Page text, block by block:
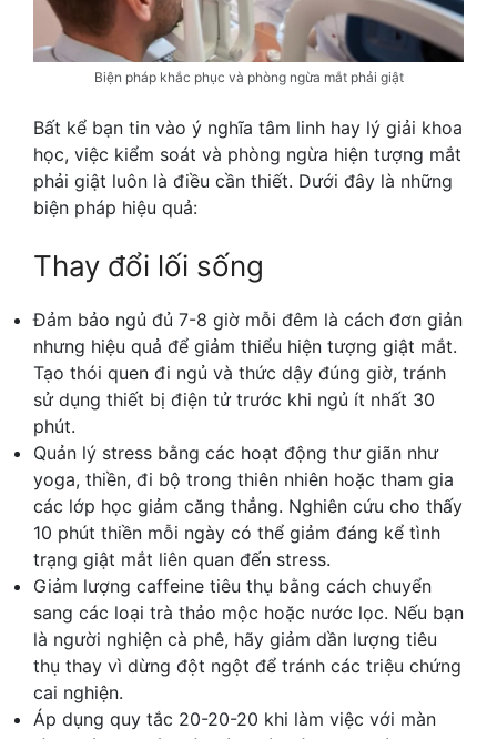
Biện pháp khắc phục và phòng ngừa mắt phải giật
Bất kể bạn tin vào ý nghĩa tâm linh hay lý giải khoa
học, việc kiểm soát và phòng ngừa hiện tượng mắt
phải giật luôn là điều cần thiết. Dưới đây là những
biện pháp hiệu quả:
Thay đổi lối sống
Đảm bảo ngủ đủ 7-8 giờ mỗi đêm là cách đơn giản
nhưng hiệu quả để giảm thiểu hiện tượng giật mắt.
Tạo thói quen đi ngủ và thức dậy đúng giờ, tránh
sử dụng thiết bị điện tử trước khi ngủ ít nhất 30
phút.
Quản lý stress bằng các hoạt động thư giãn như
yoga, thiền, đi bộ trong thiên nhiên hoặc tham gia
các lớp học giảm căng thẳng. Nghiên cứu cho thấy
10 phút thiền mỗi ngày có thể giảm đáng kể tình
trạng giật mắt liên quan đến stress.
Giảm lượng caffeine tiêu thụ bằng cách chuyển
sang các loại trà thảo mộc hoặc nước lọc. Nếu bạn
là người nghiện cà phê, hãy giảm dần lượng tiêu
thụ thay vì dừng đột ngột để tránh các triệu chứng
cai nghiện.
Áp dụng quy tắc 20-20-20 khi làm việc với màn